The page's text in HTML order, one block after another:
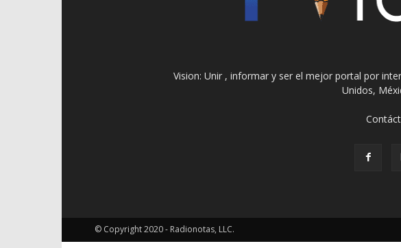
Vision: Unir , informar y ser el mejor portal por
Unidos,
© Copyright 2020 - Radionotas, LLC.